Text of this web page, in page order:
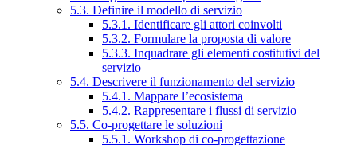
5.3. Definire il modello di servizio
5.3.1. Identificare gli attori coinvolti
5.3.2. Formulare la proposta di valore
5.3.3. Inquadrare gli elementi costitutivi del
servizio
5.4. Descrivere il funzionamento del servizio
5.4.1. Mappare l’ecosistema
5.4.2. Rappresentare i flussi di servizio
5.5. Co-progettare le soluzioni
5.5.1. Workshop di co-progettazione